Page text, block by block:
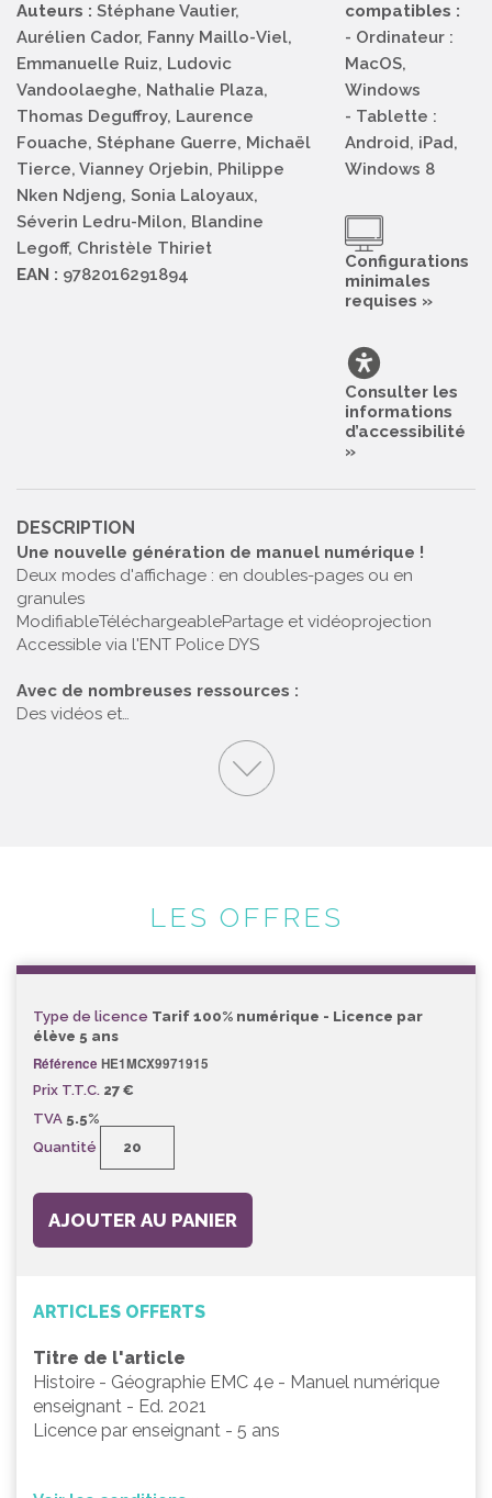
Auteurs : Stéphane Vautier,
Aurélien Cador, Fanny Maillo-Viel,
Emmanuelle Ruiz, Ludovic
Vandoolaeghe, Nathalie Plaza,
Thomas Deguffroy, Laurence
Fouache, Stéphane Guerre, Michaël
Tierce, Vianney Orjebin, Philippe
Nken Ndjeng, Sonia Laloyaux,
Séverin Ledru-Milon, Blandine
Legoff, Christèle Thiriet
EAN : 9782016291894
compatibles :
- Ordinateur :
MacOS,
Windows
- Tablette :
Android, iPad,
Windows 8
Configurations
minimales
requises »
Consulter les
informations
d’accessibilité
»
DESCRIPTION
Une nouvelle génération de manuel numérique !
Deux modes d'affichage : en doubles-pages ou en
granules
ModifiableTéléchargeablePartage et vidéoprojection
Accessible via l'ENT Police DYS
Avec de nombreuses ressources :
Des vidéos et…
LES OFFRES
Type de licence Tarif 100% numérique - Licence par
élève 5 ans
Référence HE1MCX9971915
Prix T.T.C. 27 €
TVA 5.5%
Quantité
AJOUTER AU PANIER
ARTICLES OFFERTS
Titre de l'article
Histoire - Géographie EMC 4e - Manuel numérique
enseignant - Ed. 2021
Licence par enseignant - 5 ans